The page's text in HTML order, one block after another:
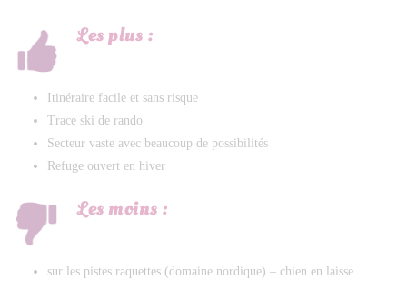
Les plus :
Itinéraire facile et sans risque
Trace ski de rando
Secteur vaste avec beaucoup de possibilités
Refuge ouvert en hiver
Les moins :
sur les pistes raquettes (domaine nordique) – chien en laisse